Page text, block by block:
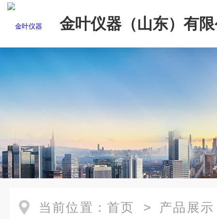
金叶仪器（山东）有
当前位置： 首页 > 产品展示